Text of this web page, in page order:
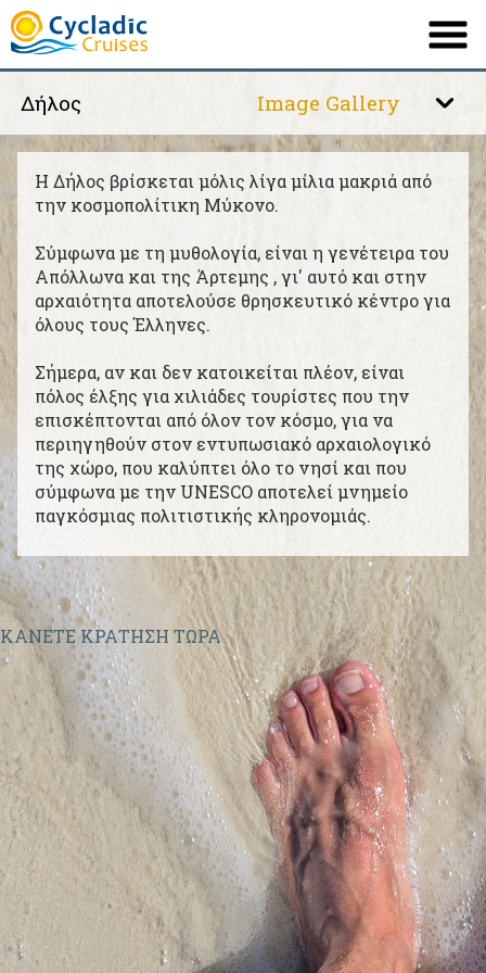
ΕΤΑΙΡΕΙΑ
ΤΟ ΠΛΟΙΟ ΜΑΣ
ΔΡΟΜΟΛΟΓΙΑ
ΠΡΟΟΡΙΣΜΟΙ
ΠΛΗΡΟΦΟΡΙΕΣ
ΕΠΙΚΟΙΝΩΝΙΑ
English |French
Πάρος 2284021708| Νάξος 2285024131
Image Gallery
Δήλος
Σαντορίνη
Νάξος
Κουφονήσι - Ηρακλειά
Δήλος
H Δήλος βρίσκεται μόλις λίγα μίλια μακριά από
την κοσμοπολίτικη Μύκονο.
Σύμφωνα με τη μυθολογία, είναι η γενέτειρα του
Απόλλωνα και της Άρτεμης , γι' αυτό και στην
αρχαιότητα αποτελούσε θρησκευτικό κέντρο για
όλους τους Έλληνες.
Σήμερα, αν και δεν κατοικείται πλέον, είναι
πόλος έλξης για χιλιάδες τουρίστες που την
επισκέπτονται από όλον τον κόσμο, για να
περιηγηθούν στον εντυπωσιακό αρχαιολογικό
της χώρο, που καλύπτει όλο το νησί και που
σύμφωνα με την UNESCO αποτελεί μνημείο
παγκόσμιας πολιτιστικής κληρονομιάς.
ΚΑΝΕΤΕ ΚΡΑΤΗΣΗ ΤΩΡΑ